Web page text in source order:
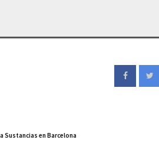
Sustancias en Barcelona